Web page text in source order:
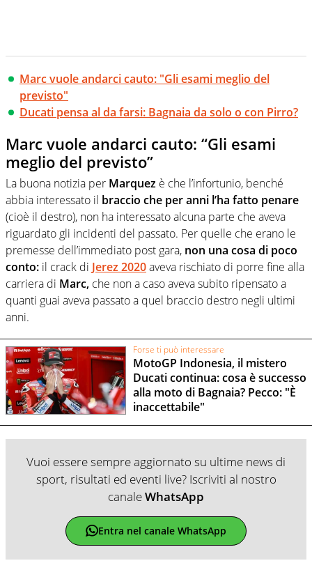
Marc vuole andarci cauto: "Gli esami meglio del
previsto"
Ducati pensa al da farsi: Bagnaia da solo o con Pirro?
Marc vuole andarci cauto: “Gli esami
meglio del previsto”
La buona notizia per Marquez è che l’infortunio, benché
abbia interessato il braccio che per anni l’ha fatto penare
(cioè il destro), non ha interessato alcuna parte che aveva
riguardato gli incidenti del passato. Per quelle che erano le
premesse dell’immediato post gara, non una cosa di poco
conto: il crack di Jerez 2020aveva rischiato di porre fine alla
carriera di Marc, che non a caso aveva subito ripensato a
quanti guai aveva passato a quel braccio destro negli ultimi
anni.
Forse ti può interessare
MotoGP Indonesia, il mistero
Ducati continua: cosa è successo
alla moto di Bagnaia? Pecco: "È
inaccettabile"
Vuoi essere sempre aggiornato su ultime news di
sport, risultati ed eventi live? Iscriviti al nostro
canaleWhatsApp
Entra nel canale WhatsApp